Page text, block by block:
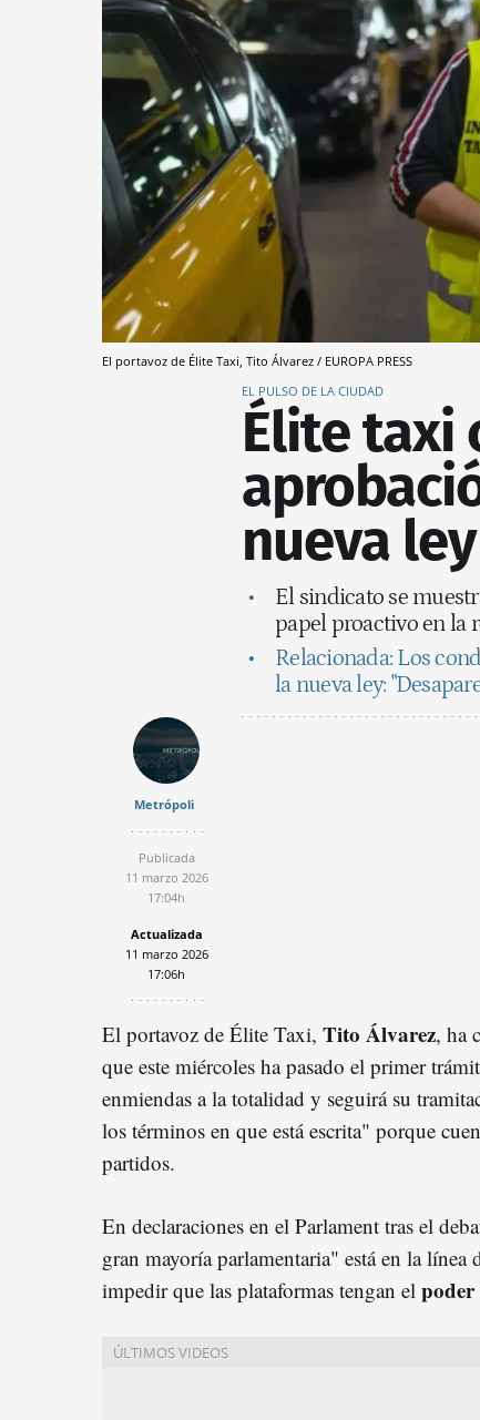
El portavoz de Élite Taxi, Tito Álvarez / EUROPA PRESS
EL PULSO DE LA CIUDAD
Élite taxi
nueva ley
El sindicato se
papel proactivo en la
Relacionada: Los
la nueva ley:
Metrópoli
Publicada
11 marzo 2026
17:04h
Actualizada
11 marzo 2026
17:06h
El portavoz de Élite Taxi, Tito Álvarez, ha
que este miércoles ha pasado el primer
enmiendas a la totalidad y seguirá su
los términos en que está escrita" porque
partidos.
En declaraciones en el Parlament tras el
gran mayoría parlamentaria" está en la
impedir que las plataformas tengan el